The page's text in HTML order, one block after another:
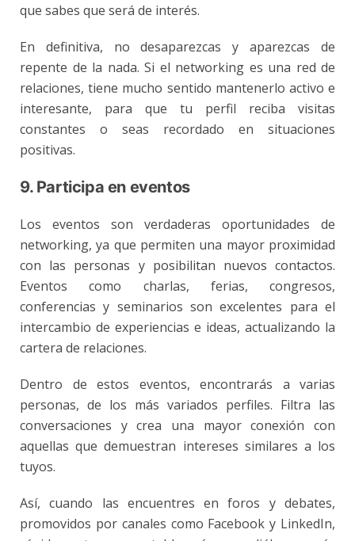
que sabes que será de interés.
En definitiva, no desaparezcas y aparezcas de
repente de la nada. Si el networking es una red de
relaciones, tiene mucho sentido mantenerlo activo e
interesante, para que tu perfil reciba visitas
constantes o seas recordado en situaciones
positivas.
9. Participa en eventos
Los eventos son verdaderas oportunidades de
networking, ya que permiten una mayor proximidad
con las personas y posibilitan nuevos contactos.
Eventos como charlas, ferias, congresos,
conferencias y seminarios son excelentes para el
intercambio de experiencias e ideas, actualizando la
cartera de relaciones.
Dentro de estos eventos, encontrarás a varias
personas, de los más variados perfiles. Filtra las
conversaciones y crea una mayor conexión con
aquellas que demuestran intereses similares a los
tuyos.
Así, cuando las encuentres en foros y debates,
promovidos por canales como Facebook y LinkedIn,